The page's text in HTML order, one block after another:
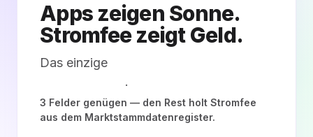
Apps zeigen Sonne.
Stromfee zeigtGeld.
Das einzige
.
3 Felder genügen — den Rest holt Stromfee
aus dem Marktstammdatenregister.